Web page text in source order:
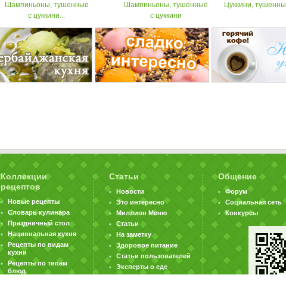
Шампиньоны, тушенные
с цуккини...
Шампиньоны, тушенные
с цуккини
Цуккини,
Коллекции
рецептов
Новые рецепты
Словарь кулинара
Праздничный стол
Национальная кухня
Рецепты по видам
кухни
Рецепты по типам
блюд
Статьи
Новости
Это интересно
Миллион Меню
Статьи
На заметку
Здоровое питание
Статьи пользователей
Эксперты о еде
Общение
Форум
Социальная сеть
Конкурсы